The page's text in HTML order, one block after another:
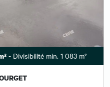
- Divisibilité min. 1 083 m²